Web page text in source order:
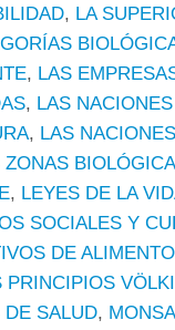
, LA
, LAS
, LAS
, LAS
ZONAS
, LEYES DE LA
SOCIALES Y
DE
PRINCIPIOS
DE SALUD,